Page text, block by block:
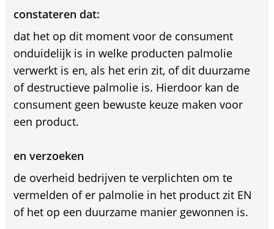
constateren dat:
dat het op dit moment voor de consument
onduidelijk is in welke producten palmolie
verwerkt is en, als het erin zit, of dit duurzame
of destructieve palmolie is. Hierdoor kan de
consument geen bewuste keuze maken voor
een product.
en verzoeken
de overheid bedrijven te verplichten om te
vermelden of er palmolie in het product zit EN
of het op een duurzame manier gewonnen is.